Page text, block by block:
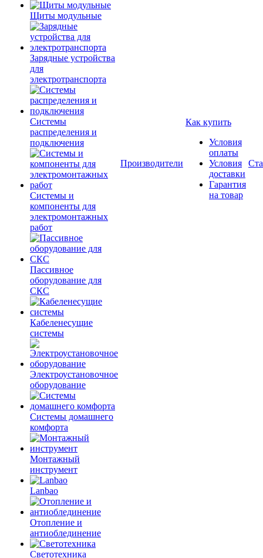
Щиты модульные
Зарядные устройства
для
электротранспорта
Системы
распределения и
подключения
Системы и
компоненты для
электромонтажных
работ
Пассивное
оборудование для
СКС
Кабеленесущие
системы
Электроустановочное
оборудование
Системы домашнего
комфорта
Монтажный
инструмент
Lanbao
Отопление и
антиоблединение
Светотехника
Производители
Как купить
Условия
оплаты
Условия
доставки
Гарантия
на товар